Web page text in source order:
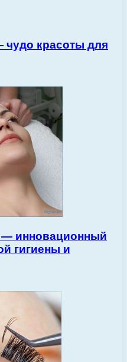
чудо красоты для
— инновационный
гигиены и